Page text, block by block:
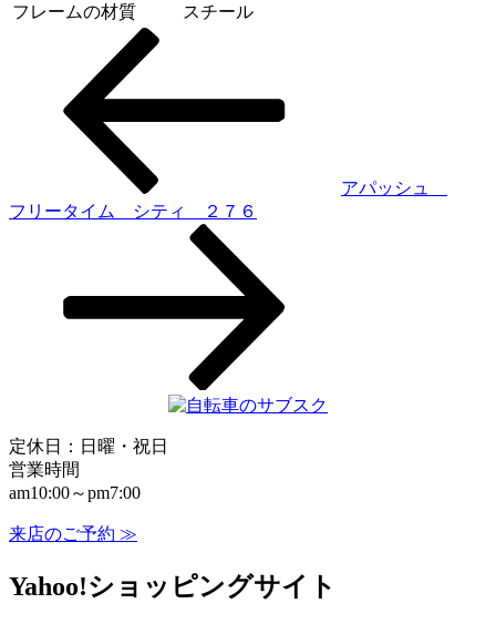
フレームの材質
スチール
ー
アパッシュ
フリータイム シティ ２７６
定休日：日曜・祝日
営業時間
am10:00～pm7:00
来店のご予約 ≫
Yahoo!ショッピングサイト